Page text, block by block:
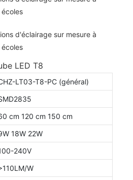
LED T8
LT03-T8-PC (général)
cm 120 cm 150 cm
18W 22W
240V
W